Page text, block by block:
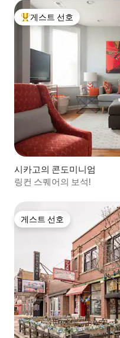
상위 게스트 선호
게스트 선호
시카고의 콘도미니엄
링컨 스퀘어의 보석!
게스트 선호
게스트 선호